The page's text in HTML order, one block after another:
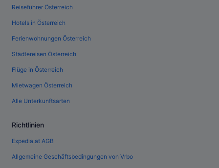
Reiseführer Österreich
Hotels in Österreich
Ferienwohnungen Österreich
Städtereisen Österreich
Flüge in Österreich
Mietwagen Österreich
Alle Unterkunftsarten
Richtlinien
Expedia.at AGB
Allgemeine Geschäftsbedingungen von Vrbo